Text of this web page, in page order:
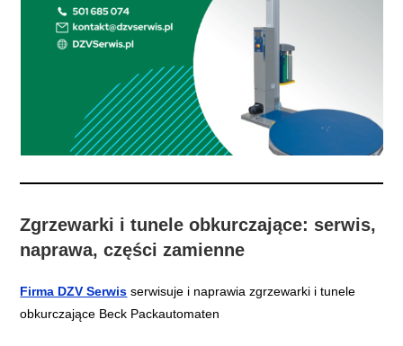
Zgrzewarki i tunele obkurczające: serwis,
naprawa, części zamienne
Firma DZV Serwis serwisuje i naprawia zgrzewarki i tunele
obkurczające Beck Packautomaten